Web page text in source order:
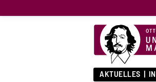
AKTUELLES